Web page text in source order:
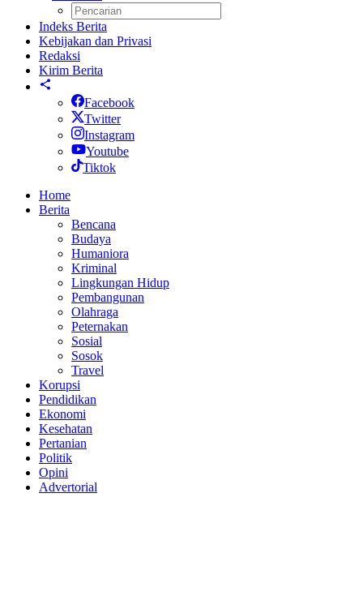
Indeks Berita
Kebijakan dan Privasi
Redaksi
Kirim Berita
Facebook
Twitter
Instagram
Youtube
Tiktok
Home
Berita
Bencana
Budaya
Humaniora
Kriminal
Lingkungan Hidup
Pembangunan
Olahraga
Peternakan
Sosial
Sosok
Travel
Korupsi
Pendidikan
Ekonomi
Kesehatan
Pertanian
Politik
Opini
Advertorial